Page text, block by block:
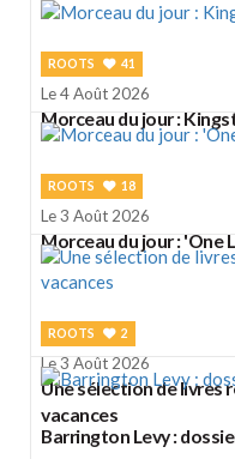
ROOTS 41
Le 4 Août 2026
Morceau du jour :
ROOTS 18
Le 3 Août 2026
Morceau du jour : 'One
ROOTS 2
Le 3 Août 2026
Une sélection de livres
vacances
Barrington Levy :